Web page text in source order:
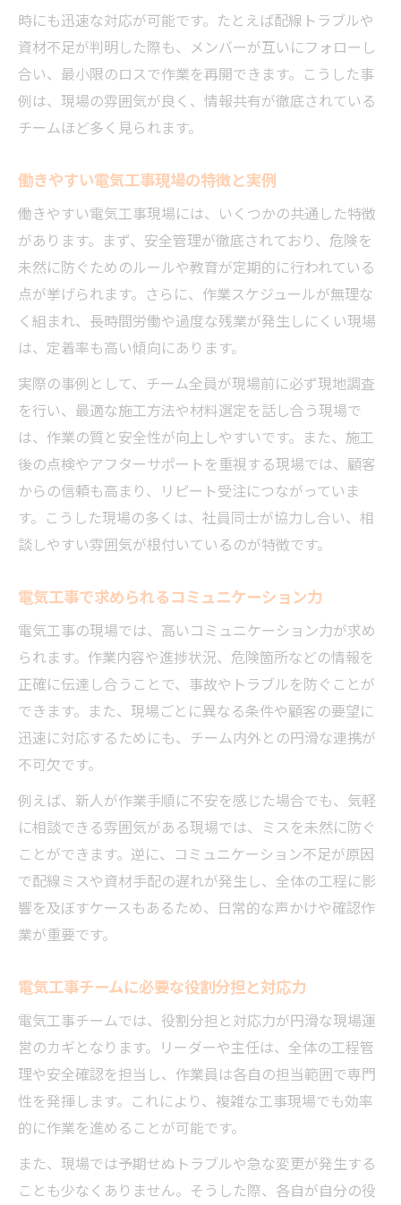
時にも迅速な対応が可能です。たとえば配線トラブルや
資材不足が判明した際も、メンバーが互いにフォローし
合い、最小限のロスで作業を再開できます。こうした事
例は、現場の雰囲気が良く、情報共有が徹底されている
チームほど多く見られます。
働きやすい電気工事現場の特徴と実例
働きやすい電気工事現場には、いくつかの共通した特徴
があります。まず、安全管理が徹底されており、危険を
未然に防ぐためのルールや教育が定期的に行われている
点が挙げられます。さらに、作業スケジュールが無理な
く組まれ、長時間労働や過度な残業が発生しにくい現場
は、定着率も高い傾向にあります。
実際の事例として、チーム全員が現場前に必ず現地調査
を行い、最適な施工方法や材料選定を話し合う現場で
は、作業の質と安全性が向上しやすいです。また、施工
後の点検やアフターサポートを重視する現場では、顧客
からの信頼も高まり、リピート受注につながっていま
す。こうした現場の多くは、社員同士が協力し合い、相
談しやすい雰囲気が根付いているのが特徴です。
電気工事で求められるコミュニケーション力
電気工事の現場では、高いコミュニケーション力が求め
られます。作業内容や進捗状況、危険箇所などの情報を
正確に伝達し合うことで、事故やトラブルを防ぐことが
できます。また、現場ごとに異なる条件や顧客の要望に
迅速に対応するためにも、チーム内外との円滑な連携が
不可欠です。
例えば、新人が作業手順に不安を感じた場合でも、気軽
に相談できる雰囲気がある現場では、ミスを未然に防ぐ
ことができます。逆に、コミュニケーション不足が原因
で配線ミスや資材手配の遅れが発生し、全体の工程に影
響を及ぼすケースもあるため、日常的な声かけや確認作
業が重要です。
電気工事チームに必要な役割分担と対応力
電気工事チームでは、役割分担と対応力が円滑な現場運
営のカギとなります。リーダーや主任は、全体の工程管
理や安全確認を担当し、作業員は各自の担当範囲で専門
性を発揮します。これにより、複雑な工事現場でも効率
的に作業を進めることが可能です。
また、現場では予期せぬトラブルや急な変更が発生する
ことも少なくありません。そうした際、各自が自分の役